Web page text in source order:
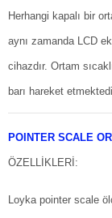
Herhangi kapalı bir
aynı zamanda LCD
cihazdır. Ortam
barı hareket
POINTER SCALE
ÖZELLİKLERİ:
Loyka pointer scale